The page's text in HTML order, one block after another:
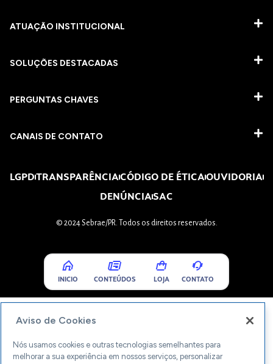
ATUAÇÃO INSTITUCIONAL
SOLUÇÕES DESTACADAS
PERGUNTAS CHAVES​
CANAIS DE CONTATO
LGPDTRANSPARÊNCIACÓDIGO DE ÉTICAOUVIDORIA
DENÚNCIASAC
© 2024 Sebrae/PR. Todos os direitos reservados.
INICIO CONTEÚDOS LOJA CONTATO
Aviso de Cookies
Nós usamos cookies e outras tecnologias semelhantes para
melhorar a sua experiência em nossos serviços, personalizar